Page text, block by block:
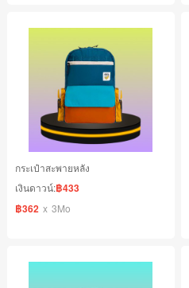
กระเป๋าสะพายหลัง
เงินดาวน์:฿433
฿362 x 3Mo